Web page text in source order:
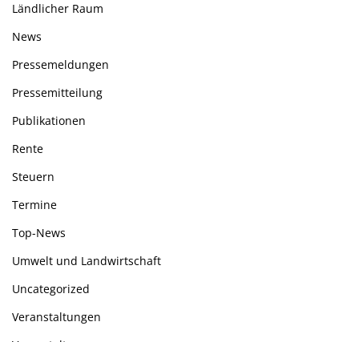
Ländlicher Raum
News
Pressemeldungen
Pressemitteilung
Publikationen
Rente
Steuern
Termine
Top-News
Umwelt und Landwirtschaft
Uncategorized
Veranstaltungen